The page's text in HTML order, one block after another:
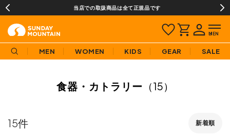
当店での取扱商品は全て正規品です
MEN WOMEN KIDS GEAR SALE
食器・カトラリー （15）
新着順
15